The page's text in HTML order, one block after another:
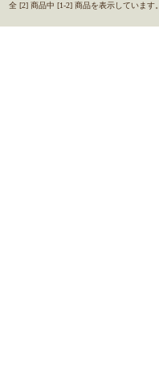
全 [2] 商品中 [1-2] 商品を表示しています。